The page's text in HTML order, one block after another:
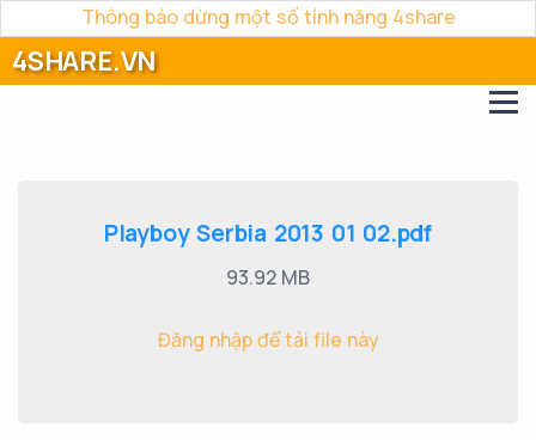
Thông báo dừng một số tính năng 4share
4SHARE.VN
Playboy Serbia 2013 01 02.pdf
93.92 MB
Đăng nhập để tải file này